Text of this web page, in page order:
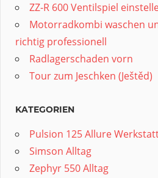
ZZ-R 600 Ventilspiel
Motorradkombi waschen
richtig professionell
Radlagerschaden vorn
Tour zum Jeschken (Ještěd)
KATEGORIEN
Pulsion 125 Allure
Simson Alltag
Zephyr 550 Alltag